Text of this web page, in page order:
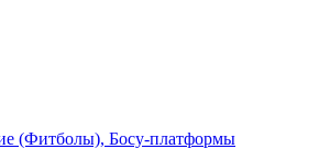
(Фитболы), Босу-платформы